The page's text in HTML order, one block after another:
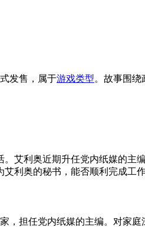
发售，属于游戏类型。故事围绕
艾利奥近期升任党内纸媒的
利奥的秘书，能否顺利完成工
，担任党内纸媒的主编。对家庭